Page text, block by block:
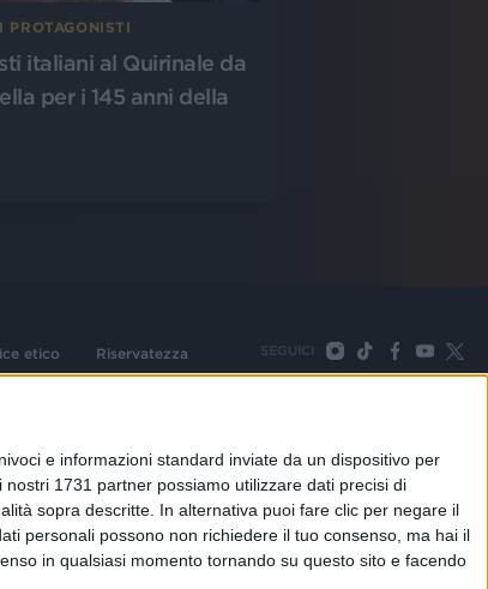
e informazioni standard inviate da un dispositivo per
1731 partner possiamo utilizzare dati precisi di
sopra descritte. In alternativa puoi fare clic per negare il
personali possono non richiedere il tuo consenso, ma hai il
in qualsiasi momento tornando su questo sito e facendo
PROTAGONISTI
italiani al Quirinale da
per i 145 anni della
etico Riservatezza SEGUICI